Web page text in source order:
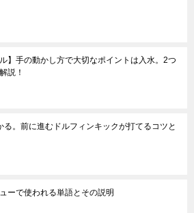
ル】手の動かし方で大切なポイントは入水。2つ
説！
る。前に進むドルフィンキックが打てるコツと
ーで使われる単語とその説明